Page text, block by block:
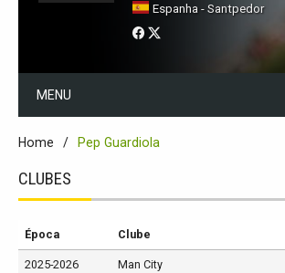
Espanha - Santpedor
MENU
Home Pep Guardiola
CLUBES
Época Clube
2025-2026 Man City